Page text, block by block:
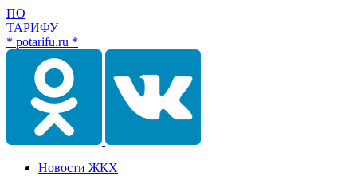
ПО
ТАРИФУ
* potarifu.ru *
Новости ЖКХ